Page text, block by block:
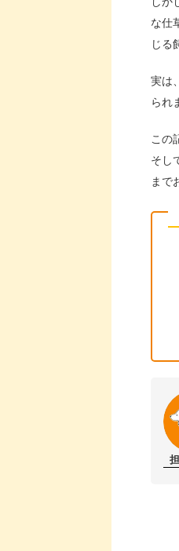
な仕
じる
実は
られ
この
そし
まで